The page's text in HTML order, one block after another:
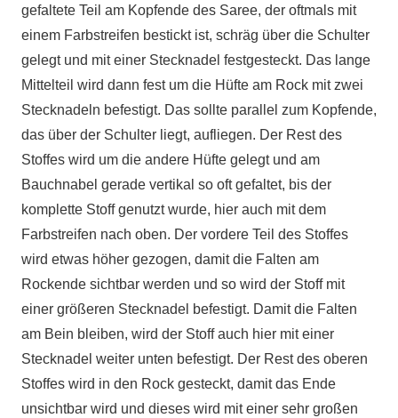
gefaltete Teil am Kopfende des Saree, der oftmals mit
einem Farbstreifen bestickt ist, schräg über die Schulter
gelegt und mit einer Stecknadel festgesteckt. Das lange
Mittelteil wird dann fest um die Hüfte am Rock mit zwei
Stecknadeln befestigt. Das sollte parallel zum Kopfende,
das über der Schulter liegt, aufliegen. Der Rest des
Stoffes wird um die andere Hüfte gelegt und am
Bauchnabel gerade vertikal so oft gefaltet, bis der
komplette Stoff genutzt wurde, hier auch mit dem
Farbstreifen nach oben. Der vordere Teil des Stoffes
wird etwas höher gezogen, damit die Falten am
Rockende sichtbar werden und so wird der Stoff mit
einer größeren Stecknadel befestigt. Damit die Falten
am Bein bleiben, wird der Stoff auch hier mit einer
Stecknadel weiter unten befestigt. Der Rest des oberen
Stoffes wird in den Rock gesteckt, damit das Ende
unsichtbar wird und dieses wird mit einer sehr großen